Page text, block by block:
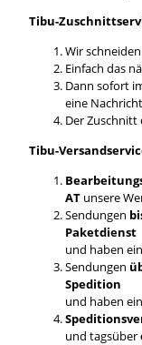
Tibu-
Wir
Einfach das
Dann sofort
eine
Der Zuschnitt
Tibu-
AT unsere
Sendungen
Paketdienst
und haben
Sendungen
Spedition
und haben
und tagsüber